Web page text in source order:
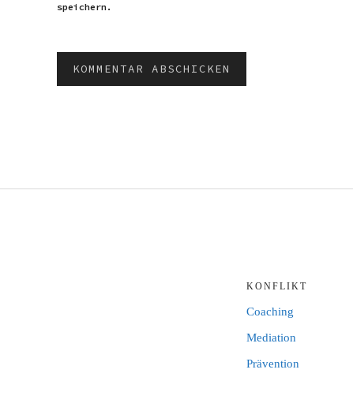
speichern.
KONFLIKT
Coaching
Mediation
Prävention